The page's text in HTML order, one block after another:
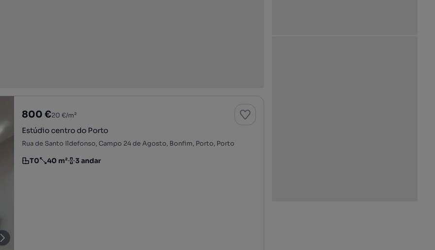
800 €20 €/m²
Estúdio centro do Porto
Rua de Santo Ildefonso, Campo 24 de Agosto, Bonfim, Porto, Porto
Tipologia
T0
Preço por metro quadrado
40 m²
Andar 3 andar